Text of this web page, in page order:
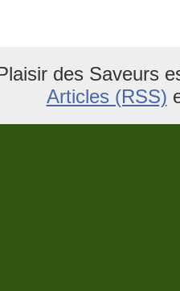
des Saveurs
Articles (RSS)